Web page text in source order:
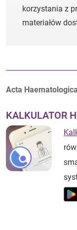
korzystania z
materiałów
Autorzy:
Acta
KALKULATOR